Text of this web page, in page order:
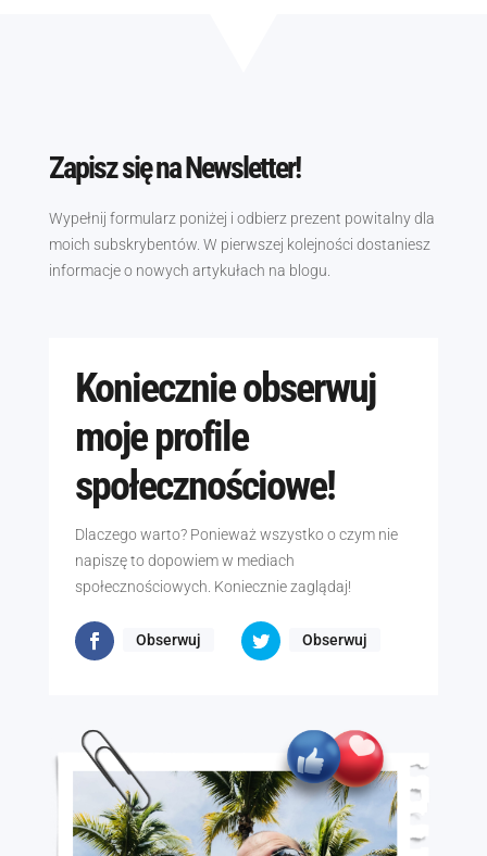
Zapisz się na Newsletter!
Wypełnij formularz poniżej i odbierz prezent powitalny dla
moich subskrybentów. W pierwszej kolejności dostaniesz
informacje o nowych artykułach na blogu.
Koniecznie obserwuj
moje profile
społecznościowe!
Dlaczego warto? Ponieważ wszystko o czym nie
napiszę to dopowiem w mediach
społecznościowych. Koniecznie zaglądaj!
Obserwuj Obserwuj